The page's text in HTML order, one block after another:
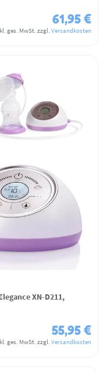
61,95 €
ges. MwSt. zzgl. Versandkosten
XN-D211,
55,95 €
ges. MwSt. zzgl. Versandkosten